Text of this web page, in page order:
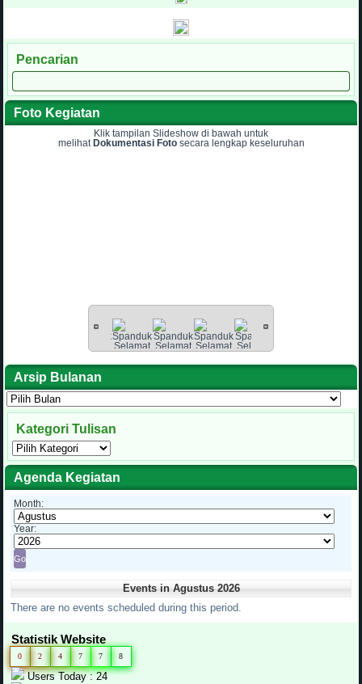
Pencarian
Foto Kegiatan
Klik tampilan Slideshow di bawah untuk
melihat Dokumentasi Fotosecara lengkap keseluruhan
Arsip Bulanan
Arsip
Bulanan
Kategori Tulisan
Kategori
Tulisan
Agenda Kegiatan
Month:
Year:
Events in Agustus 2026
There are no events scheduled during this period.
Statistik Website
0 2 4 7 7 8
Users Today : 24